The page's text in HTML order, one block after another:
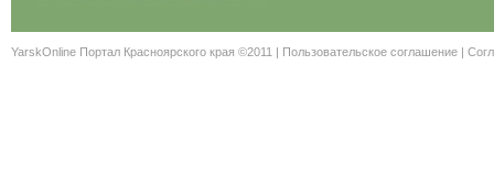
YarskOnline Портал Красноярского края ©2011 | Пользовательское соглашение |